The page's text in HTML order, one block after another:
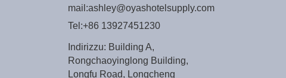
mail:ashley@oyashotelsupply.com
Tel:+86 13927451230
Indirizzu: Building A,
Rongchaoyinglong Building,
Longfu Road, Longcheng